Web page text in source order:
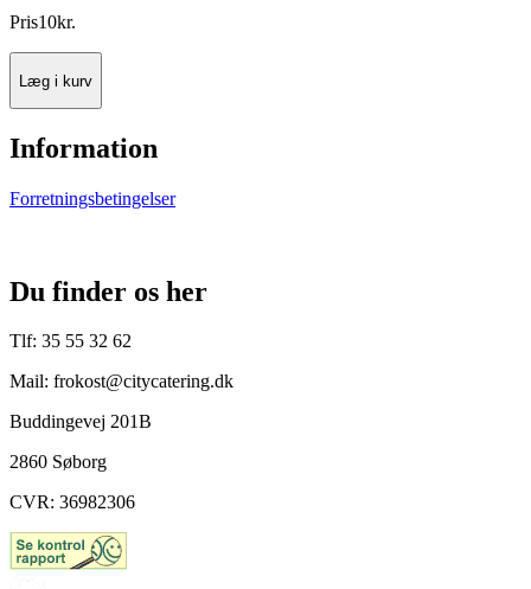
Pris10kr.
Læg i kurv
Information
Forretningsbetingelser
Du finder os her
Tlf: 35 55 32 62
Mail: frokost@citycatering.dk
Buddingevej 201B
2860 Søborg
CVR: 36982306